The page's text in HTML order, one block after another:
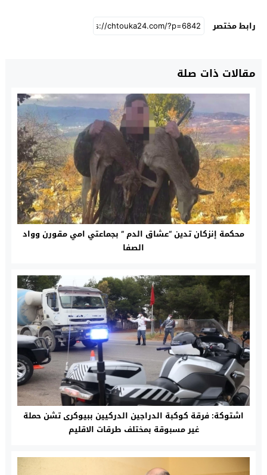
رابط مختصر
مقالات ذات صلة
محكمة إنزكان تدين “عشاق الدم ” بجماعتي امي مقورن وواد
الصفا
اشتوكة: فرقة كوكبة الدراجين الدركيين ببيوكرى تشن حملة
غير مسبوقة بمختلف طرقات الاقليم